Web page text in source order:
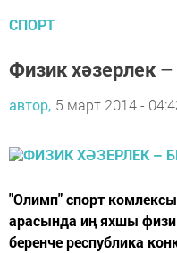
СПОРТ
Физик хәзерлек
автор, 5 март 2014 -
"Олимп" спорт
арасында иң яхшы
беренче республика